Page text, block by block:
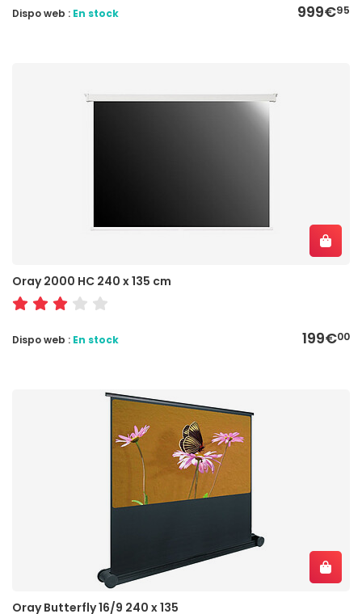
999€95
Dispo web : En stock
Oray 2000 HC 240 x 135 cm
199€00
Dispo web : En stock
Oray Butterfly 16/9 240 x 135